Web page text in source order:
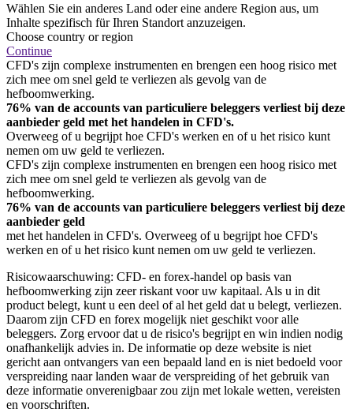
Wählen Sie ein anderes Land oder eine andere Region aus, um
Inhalte spezifisch für Ihren Standort anzuzeigen.
Choose country or region
Continue
CFD's zijn complexe instrumenten en brengen een hoog risico met
zich mee om snel geld te verliezen als gevolg van de
hefboomwerking.
76% van de accounts van particuliere beleggers verliest bij deze
aanbieder geld met het handelen in CFD's.
Overweeg of u begrijpt hoe CFD's werken en of u het risico kunt
nemen om uw geld te verliezen.
CFD's zijn complexe instrumenten en brengen een hoog risico met
zich mee om snel geld te verliezen als gevolg van de
hefboomwerking.
76% van de accounts van particuliere beleggers verliest bij deze
aanbieder geld
met het handelen in CFD's. Overweeg of u begrijpt hoe CFD's
werken en of u het risico kunt nemen om uw geld te verliezen.
Risicowaarschuwing: CFD- en forex-handel op basis van
hefboomwerking zijn zeer riskant voor uw kapitaal. Als u in dit
product belegt, kunt u een deel of al het geld dat u belegt, verliezen.
Daarom zijn CFD en forex mogelijk niet geschikt voor alle
beleggers. Zorg ervoor dat u de risico's begrijpt en win indien nodig
onafhankelijk advies in. De informatie op deze website is niet
gericht aan ontvangers van een bepaald land en is niet bedoeld voor
verspreiding naar landen waar de verspreiding of het gebruik van
deze informatie onverenigbaar zou zijn met lokale wetten, vereisten
en voorschriften.